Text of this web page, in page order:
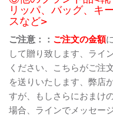
リッパ、バッグ、キ
スなど>
ご注意：： ご注文の金額
して贈り致します、ライ
ください、こちらがご注
を送りいたします、弊店
すが、もしさらにおまけ
場合、ラインでメッセー